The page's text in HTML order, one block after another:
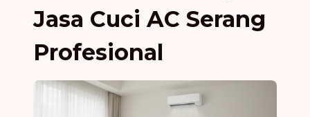
Jasa Cuci AC Serang
Profesional